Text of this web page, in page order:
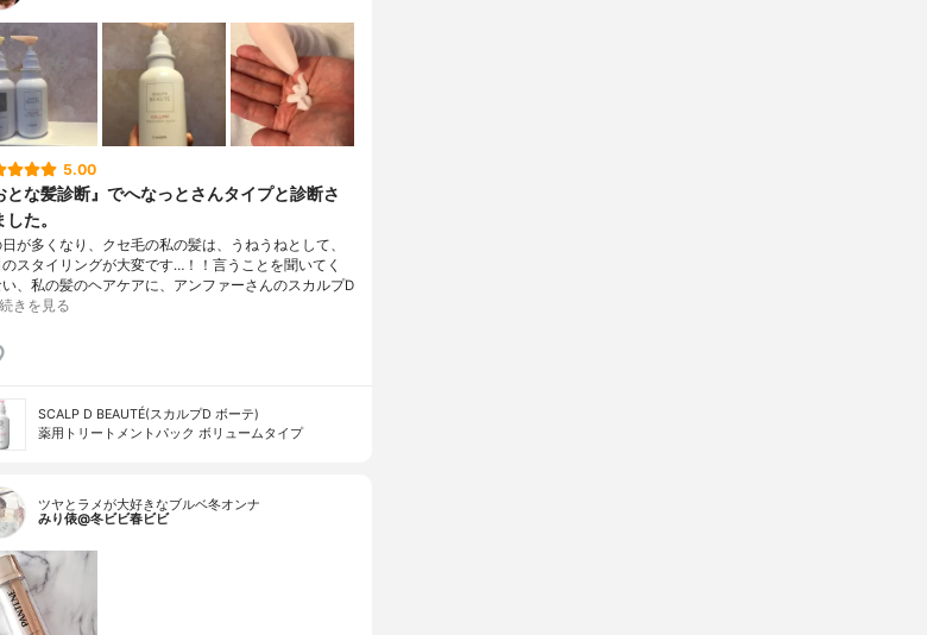
5.00
とな髪診断』でへなっとさんタイプと診断さ
た。
が多くなり、クセ毛の私の髪は、うねうねとして、
スタイリングが大変です…！！言うことを聞いてく
、私の髪のヘアケアに、アンファーさんのスカルプD
続きを見る
SCALP D BEAUTÉ(スカルプD ボーテ)
薬用トリートメントパック ボリュームタイプ
ツヤとラメが大好きなブルベ冬オンナ
みり俵@冬ビビ春ビビ